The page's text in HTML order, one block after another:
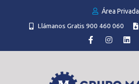
Área Privada
Llámanos Gratis 900 460 060